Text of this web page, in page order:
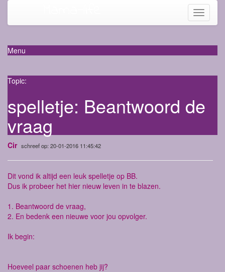
Toggle
Menu
Topic:
spelletje: Beantwoord de
vraag
Cir schreef op: 20-01-2016 11:45:42
Dit vond ik altijd een leuk spelletje op BB.
Dus ik probeer het hier nieuw leven in te blazen.
1. Beantwoord de vraag,
2. En bedenk een nieuwe voor jou opvolger.
Ik begin:
Hoeveel paar schoenen heb jij?